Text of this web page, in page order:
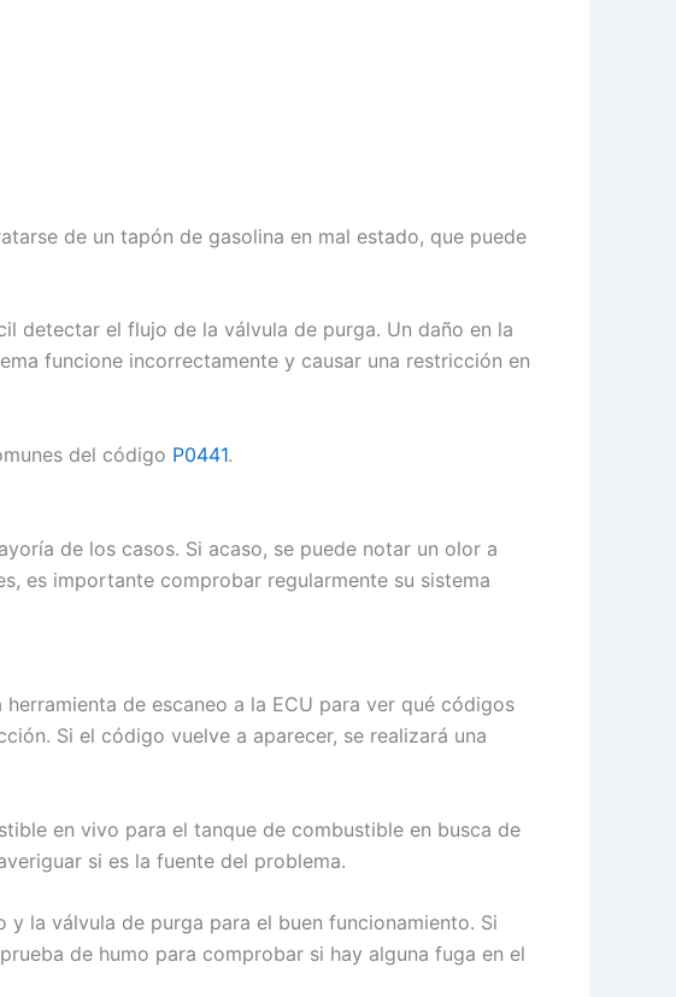
de un tapón de gasolina en mal estado, que puede
detectar el flujo de la válvula de purga. Un daño en la
funcione incorrectamente y causar una restricción en
del código P0441.
de los casos. Si acaso, se puede notar un olor a
es importante comprobar regularmente su sistema
de escaneo a la ECU para ver qué códigos
Si el código vuelve a aparecer, se realizará una
en vivo para el tanque de combustible en busca de
si es la fuente del problema.
la válvula de purga para el buen funcionamiento. Si
de humo para comprobar si hay alguna fuga en el